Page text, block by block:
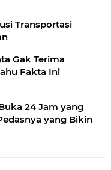
Transportasi
Gak Terima
Fakta Ini
24 Jam yang
yang Bikin